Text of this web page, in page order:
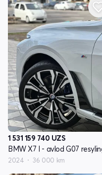
1 531 159 740 UZS
BMW X7 I - avlod G07
2024 36 000 km